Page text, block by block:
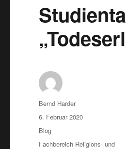
Autor
Bernd Harder
Veröffentlicht
am
6. Februar 2020
Kategorien
Blog
Schlagwörter
Fachbereich Religions- und